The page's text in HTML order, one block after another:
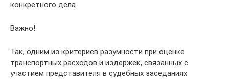
конкретного дела.
Важно!
Так, одним из критериев разумности при оценке
транспортных расходов и издержек, связанных с
участием представителя в судебных заседаниях